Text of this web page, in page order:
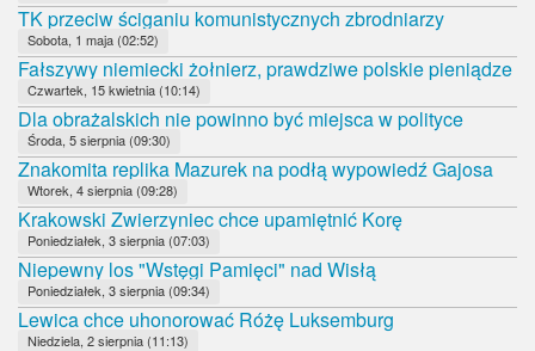
TK przeciw ściganiu komunistycznych zbrodniarzy
Sobota, 1 maja (02:52)
Fałszywy niemiecki żołnierz, prawdziwe polskie pieniądze
Czwartek, 15 kwietnia (10:14)
Dla obrażalskich nie powinno być miejsca w polityce
Środa, 5 sierpnia (09:30)
Znakomita replika Mazurek na podłą wypowiedź Gajosa
Wtorek, 4 sierpnia (09:28)
Krakowski Zwierzyniec chce upamiętnić Korę
Poniedziałek, 3 sierpnia (07:03)
Niepewny los "Wstęgi Pamięci" nad Wisłą
Poniedziałek, 3 sierpnia (09:34)
Lewica chce uhonorować Różę Luksemburg
Niedziela, 2 sierpnia (11:13)